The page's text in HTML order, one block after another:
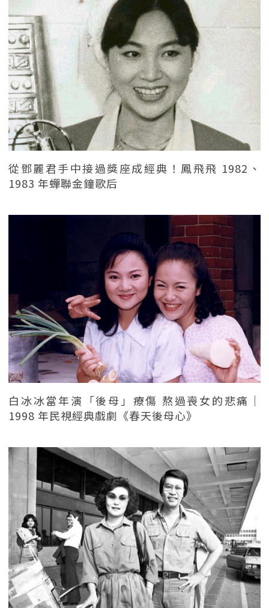
從鄧麗君手中接過獎座成經典！鳳飛飛 1982、
1983 年蟬聯金鐘歌后
白冰冰當年演「後母」療傷 熬過喪女的悲痛｜
1998 年民視經典戲劇《春天後母心》